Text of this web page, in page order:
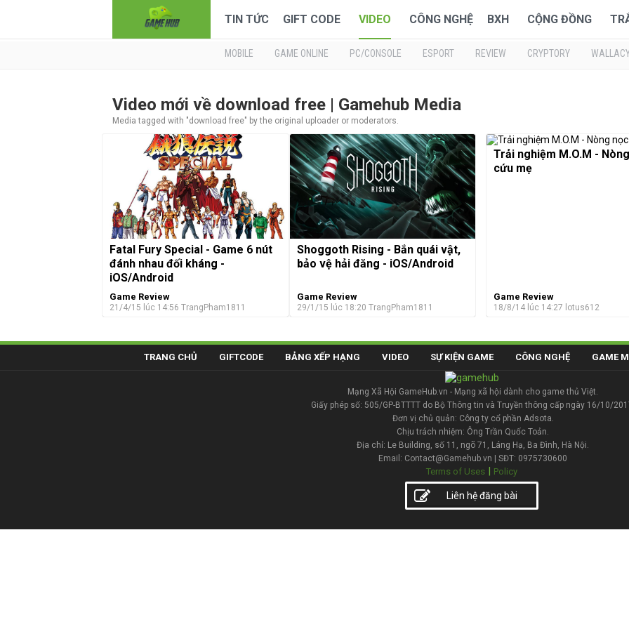
TIN TỨC GIFT CODE VIDEO CÔNG NGHỆ BXH CỘNG ĐỒNG
MOBILE GAME ONLINE PC/CONSOLE ESPORT REVIEW CRYPTORY
Video mới về download free | Gamehub Media
Media tagged with "download free" by the original uploader or moderators.
Fatal Fury Special - Game 6 nút
đánh nhau đối kháng -
iOS/Android
Game Review
21/4/15 lúc 14:56 TrangPham1811
Shoggoth Rising - Bắn quái vật,
bảo vệ hải đăng - iOS/Android
Game Review
29/1/15 lúc 18:20 TrangPham1811
Trải nghiệm M.O.M -
cứu mẹ
Game Review
18/8/14 lúc 14:27 lotus612
TRANG CHỦ GIFTCODE BẢNG XẾP HẠNG VIDEO SỰ KIỆN GAME CÔNG NGHỆ GAME
Mạng Xã Hội GameHub.vn - Mạng xã hội dành cho game thủ Việt.
Giấy phép số: 505/GP-BTTTT do Bộ Thông tin và Truyền thông cấp ngày 16/10/
Đơn vị chủ quản: Công ty cổ phần Adsota.
Chịu trách nhiệm: Ông Trần Quốc Toản.
Địa chỉ: Le Building, số 11, ngõ 71, Láng Hạ, Ba Đình, Hà Nội.
Email: Contact@Gamehub.vn | SĐT: 0975730600
Terms of Uses | Policy
Liên hệ đăng bài